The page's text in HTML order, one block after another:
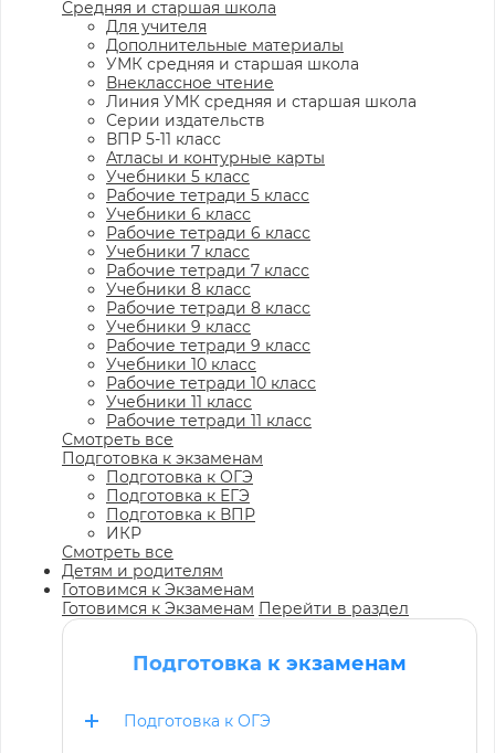
Средняя и старшая школа
Для учителя
Дополнительные материалы
УМК средняя и старшая школа
Внеклассное чтение
Линия УМК средняя и старшая школа
Серии издательств
ВПР 5-11 класс
Атласы и контурные карты
Учебники 5 класс
Рабочие тетради 5 класс
Учебники 6 класс
Рабочие тетради 6 класс
Учебники 7 класс
Рабочие тетради 7 класс
Учебники 8 класс
Рабочие тетради 8 класс
Учебники 9 класс
Рабочие тетради 9 класс
Учебники 10 класс
Рабочие тетради 10 класс
Учебники 11 класс
Рабочие тетради 11 класс
Смотреть все
Подготовка к экзаменам
Подготовка к ОГЭ
Подготовка к ЕГЭ
Подготовка к ВПР
ИКР
Смотреть все
Детям и родителям
Готовимся к Экзаменам
Готовимся к Экзаменам Перейти в раздел
Подготовка к экзаменам
Подготовка к ОГЭ